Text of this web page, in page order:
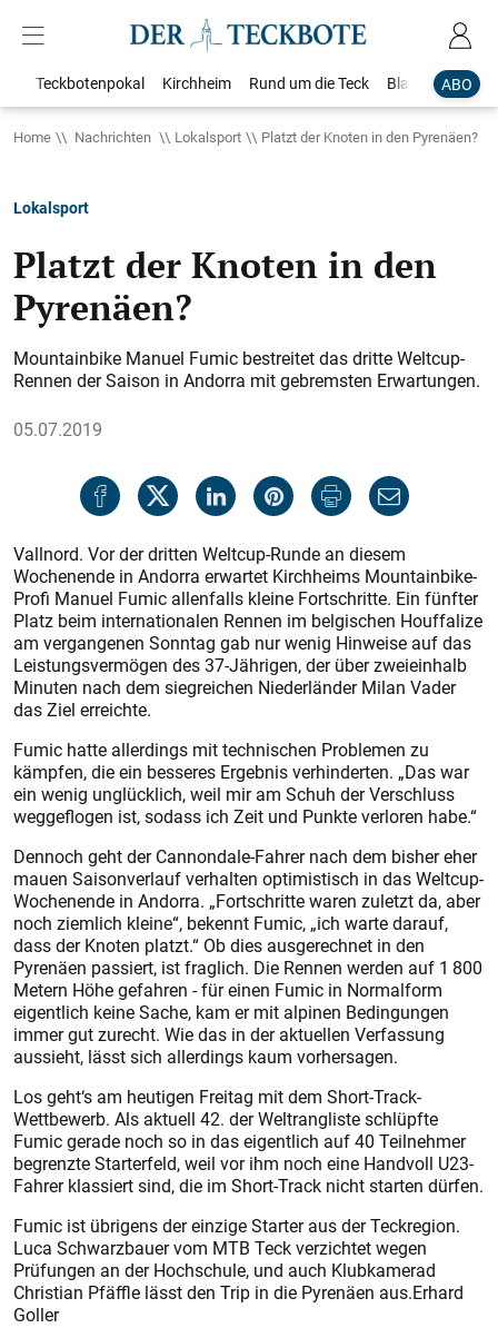
ABO
Teckbotenpokal Kirchheim Rund um die Teck Blaulicht
Home Nachrichten Lokalsport Platzt der Knoten in den Pyrenäen?
Lokalsport
Platzt der Knoten in den
Pyrenäen?
Mountainbike Manuel Fumic bestreitet das ­dritte Weltcup-
Rennen der Saison in Andorra mit gebremsten Erwartungen.
05.07.2019
Vallnord. Vor der dritten Weltcup-Runde an diesem
Wochenende in Andorra erwartet Kirchheims Mountainbike-
Profi Manuel Fumic allenfalls kleine Fortschritte. Ein fünfter
Platz beim internationalen Rennen im belgischen Houffalize
am vergangenen Sonntag gab nur wenig Hinweise auf das
Leistungsvermögen des 37-Jährigen, der über zweieinhalb
Minuten nach dem siegreichen Niederländer Milan Vader
das Ziel erreichte.
Fumic hatte allerdings mit technischen Problemen zu
kämpfen, die ein besseres Ergebnis verhinderten. „Das war
ein wenig unglücklich, weil mir am Schuh der Verschluss
weggeflogen ist, sodass ich Zeit und Punkte verloren habe.“
Dennoch geht der Cannondale-Fahrer nach dem bisher eher
mauen Saisonverlauf verhalten optimistisch in das Weltcup-
Wochenende in Andorra. „Fortschritte waren zuletzt da, aber
noch ziemlich kleine“, bekennt Fumic, „ich warte darauf,
dass der Knoten platzt.“ Ob dies ausgerechnet in den
Pyrenäen passiert, ist fraglich. Die Rennen werden auf 1 800
Metern Höhe gefahren - für einen Fumic in Normalform
eigentlich keine Sache, kam er mit alpinen Bedingungen
immer gut zurecht. Wie das in der aktuellen Verfassung
aussieht, lässt sich allerdings kaum vorhersagen.
Los geht‘s am heutigen Freitag mit dem Short-Track-
Wettbewerb. Als aktuell 42. der Weltrangliste schlüpfte
Fumic gerade noch so in das eigentlich auf 40 Teilnehmer
begrenzte Starterfeld, weil vor ihm noch eine Handvoll U23-
Fahrer klassiert sind, die im Short-Track nicht starten dürfen.
Fumic ist übrigens der einzige Starter aus der Teckregion.
Luca Schwarzbauer vom MTB Teck verzichtet wegen
Prüfungen an der Hochschule, und auch Klubkamerad
Christian Pfäffle lässt den Trip in die Pyrenäen aus.Erhard
Goller